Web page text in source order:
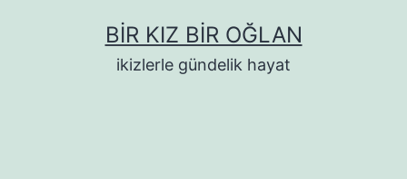
BIR KIZ BIR OĞLAN
ikizlerle gündelik hayat